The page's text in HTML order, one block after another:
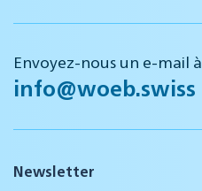
Envoyez-nous un e-mail à
info@woeb.swiss
Newsletter